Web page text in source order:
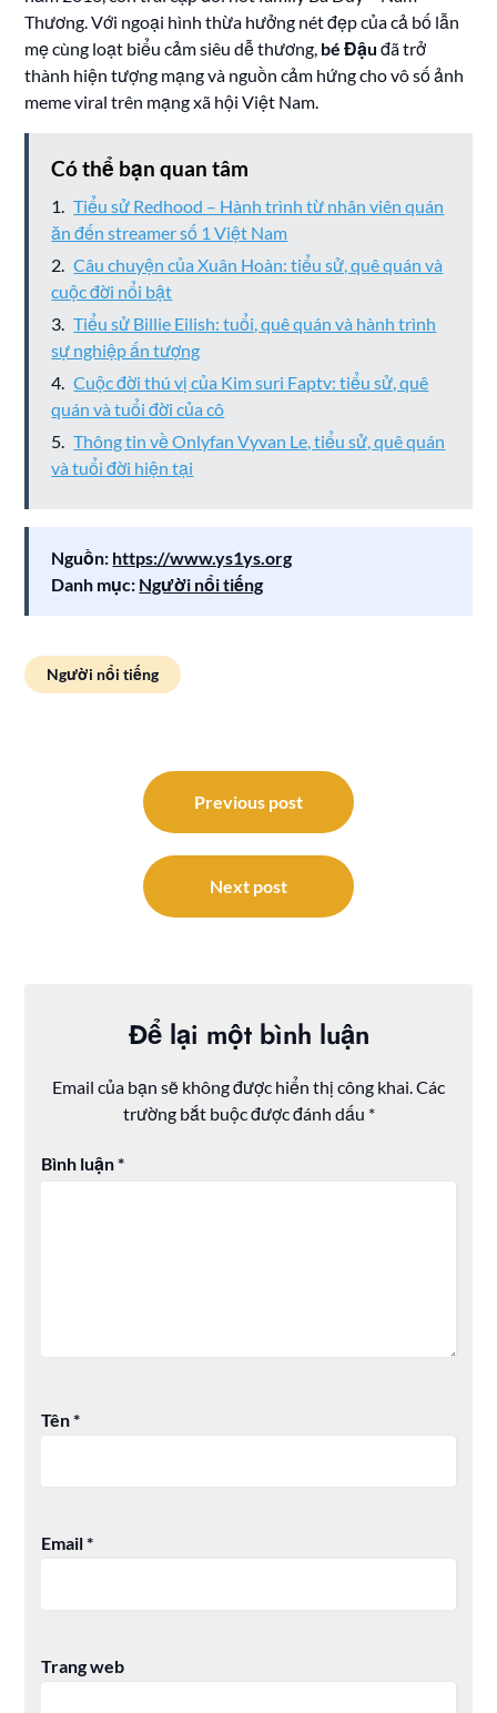
Thương. Với ngoại hình thừa hưởng nét đẹp của cả bố lẫn
mẹ cùng loạt biểu cảm siêu dễ thương, bé Đậu đã trở
thành hiện tượng mạng và nguồn cảm hứng cho vô số ảnh
meme viral trên mạng xã hội Việt Nam.
Có thể bạn quan tâm
Tiểu sử Redhood – Hành trình từ nhân viên quán
ăn đến streamer số 1 Việt Nam
Câu chuyện của Xuân Hoàn: tiểu sử, quê quán và
cuộc đời nổi bật
Tiểu sử Billie Eilish: tuổi, quê quán và hành trình
sự nghiệp ấn tượng
Cuộc đời thú vị của Kim suri Faptv: tiểu sử, quê
quán và tuổi đời của cô
Thông tin về Onlyfan Vyvan Le, tiểu sử, quê quán
và tuổi đời hiện tại
Nguồn: https://www.ys1ys.org
Danh mục: Người nổi tiếng
Người nổi tiếng
Previous post
Next post
Để lại một bình luận
Email của bạn sẽ không được hiển thị công khai.Các
trường bắt buộc được đánh dấu *
Bình luận*
Tên*
Email*
Trang web